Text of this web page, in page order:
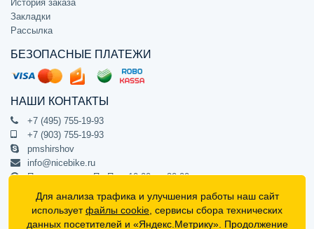
История заказа
Закладки
Рассылка
БЕЗОПАСНЫЕ ПЛАТЕЖИ
НАШИ КОНТАКТЫ
+7 (495) 755-19-93
+7 (903) 755-19-93
pmshirshov
info@nicebike.ru
Прием звонков Пн-Пт с 10:00 до 20:00
ПВЗ Пн-Пт с 10:00 до 20:00
г. Москва, ул. Барклая 13с1
подъезд 1, цокольный этаж, офис 1
Для анализа трафика и улучшения работы наш сайт
используетфайлы cookie , сервисы сбора технических
данных посетителей и «Яндекс.Метрику». Продолжение